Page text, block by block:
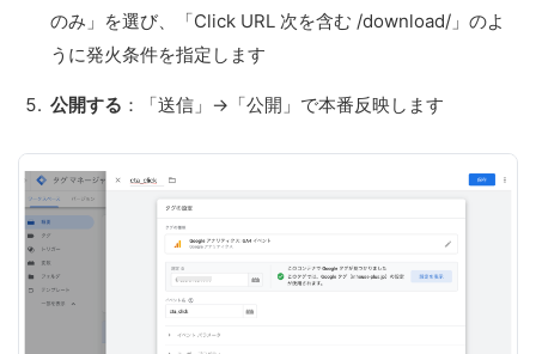
のみ」を選び、「Click URL 次を含む /download/」のよ
うに発火条件を指定します
公開する ：「送信」→「公開」で本番反映します